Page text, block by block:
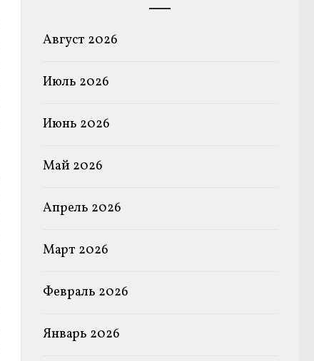
Август 2026
Июль 2026
Июнь 2026
Май 2026
Апрель 2026
Март 2026
Февраль 2026
Январь 2026